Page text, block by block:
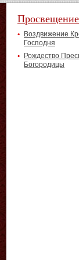
Просвещение
Воздвижение
Господня
Рождество
Богородицы